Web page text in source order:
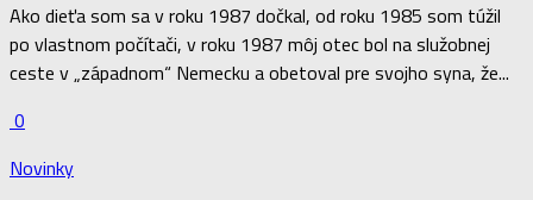
Ako dieťa som sa v roku 1987 dočkal, od roku 1985 som túžil
po vlastnom počítači, v roku 1987 môj otec bol na služobnej
ceste v „západnom“ Nemecku a obetoval pre svojho syna, že...
0
Novinky